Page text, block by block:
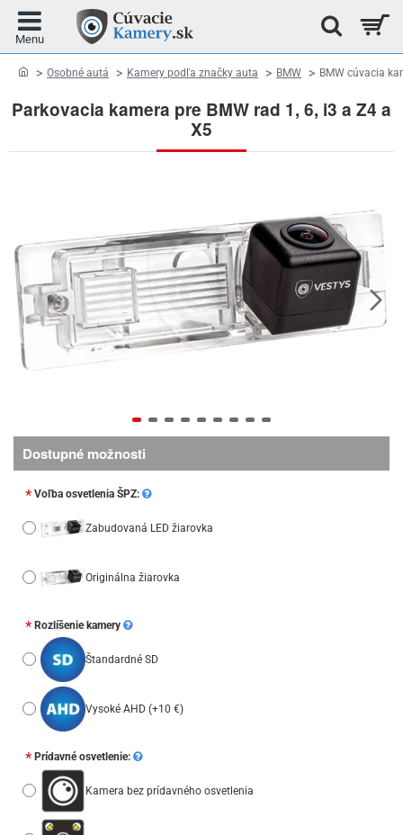
Parkovacia kamera pre BMW rad 1, 6, i3 a Z4 a
X5
homeOsobné autá Kamery podľa značky auta BMW BMW cúvacia
Dostupné možnosti
Voľba osvetlenia ŠPZ:
Zabudovaná LED žiarovka
Originálna žiarovka
Rozlíšenie kamery
Štandardné SD
Vysoké AHD (+10 €)
Prídavné osvetlenie:
Kamera bez prídavného osvetlenia